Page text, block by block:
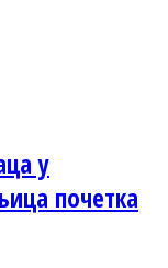
у
почетка